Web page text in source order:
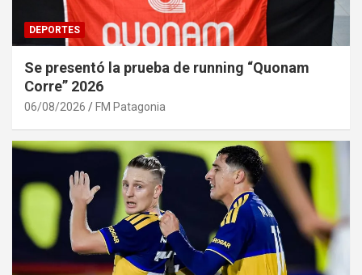
DEPORTES
Se presentó la prueba de running “Quonam
Corre” 2026
06/08/2026 FM Patagonia